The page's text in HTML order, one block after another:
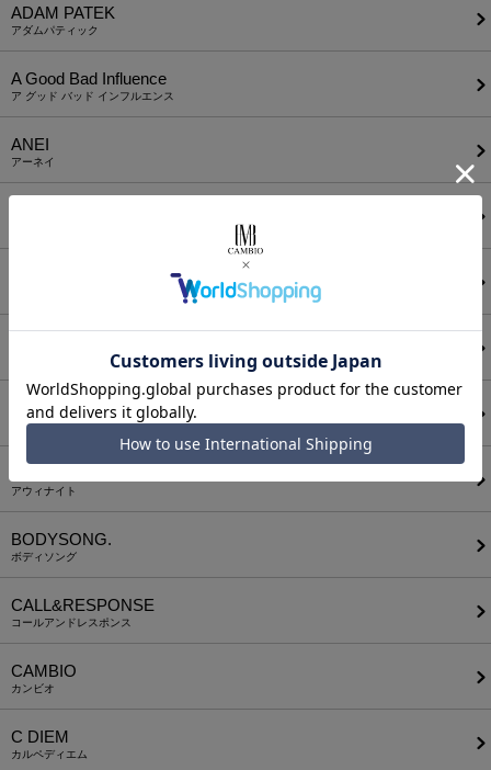
ADAM PATEK
アダムパティック
A Good Bad Influence
ア グッド バッド インフルエンス
ANEI
アーネイ
ATTACHMENT
アタッチメント
アウィナイト
BODYSONG.
ボディソング
CALL&RESPONSE
コールアンドレスポンス
CAMBIO
カンビオ
C DIEM
カルペディエム